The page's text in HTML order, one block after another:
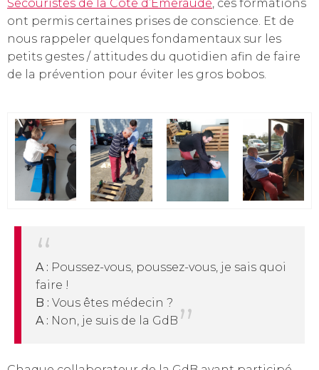
Secouristes de la Côte d’Émeraude, ces formations
ont permis certaines prises de conscience. Et de
nous rappeler quelques fondamentaux sur les
petits gestes / attitudes du quotidien afin de faire
de la prévention pour éviter les gros bobos.
A : Poussez-vous, poussez-vous, je sais quoi
faire !
B : Vous êtes médecin ?
A : Non, je suis de la GdB